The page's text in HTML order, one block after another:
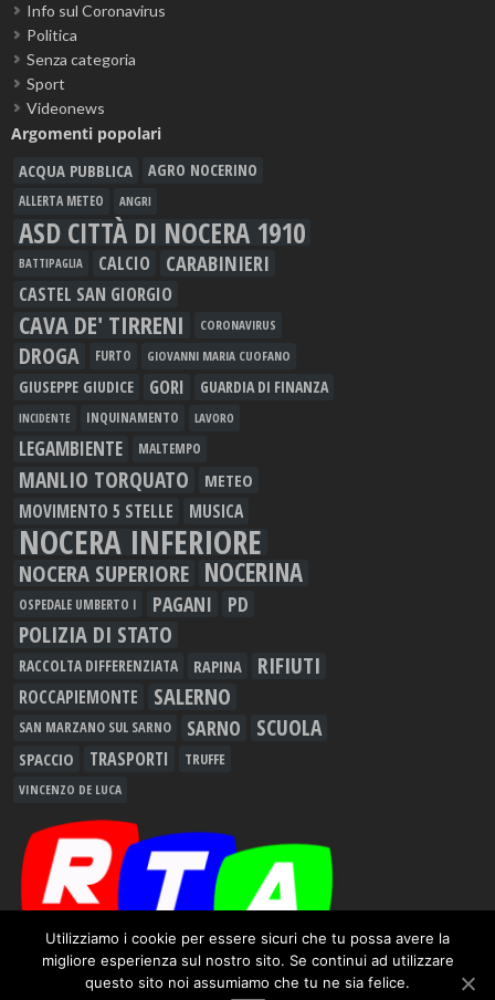
Info sul Coronavirus
Politica
Senza categoria
Sport
Videonews
Argomenti popolari
ACQUA PUBBLICA AGRO NOCERINO
ALLERTA METEO ANGRI
ASD CITTÀ DI NOCERA 1910
BATTIPAGLIA CALCIO CARABINIERI
CASTEL SAN GIORGIO
CAVA DE' TIRRENI CORONAVIRUS
DROGA FURTO GIOVANNI MARIA CUOFANO
GIUSEPPE GIUDICE GORI GUARDIA DI FINANZA
INCIDENTE INQUINAMENTO LAVORO
LEGAMBIENTE MALTEMPO
MANLIO TORQUATO METEO
MOVIMENTO 5 STELLE MUSICA
NOCERA INFERIORE
NOCERA SUPERIORE NOCERINA
OSPEDALE UMBERTO I PAGANI PD
POLIZIA DI STATO
RACCOLTA DIFFERENZIATA RAPINA RIFIUTI
ROCCAPIEMONTE SALERNO
SAN MARZANO SUL SARNO SARNO SCUOLA
SPACCIO TRASPORTI TRUFFE
VINCENZO DE LUCA
Redazione
Utilizziamo i cookie per essere sicuri che tu possa avere la
migliore esperienza sul nostro sito. Se continui ad utilizzare
questo sito noi assumiamo che tu ne sia felice.